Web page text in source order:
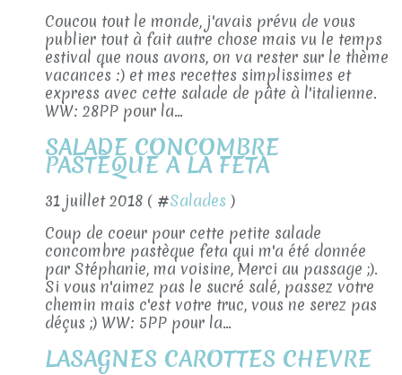
Coucou tout le monde, j'avais prévu de vous
publier tout à fait autre chose mais vu le temps
estival que nous avons, on va rester sur le thème
vacances :) et mes recettes simplissimes et
express avec cette salade de pâte à l'italienne.
WW: 28PP pour la...
SALADE CONCOMBRE
PASTÈQUE A LA FETA
31 juillet 2018 ( #Salades )
Coup de coeur pour cette petite salade
concombre pastèque feta qui m'a été donnée
par Stéphanie, ma voisine, Merci au passage ;).
Si vous n'aimez pas le sucré salé, passez votre
chemin mais c'est votre truc, vous ne serez pas
déçus ;) WW: 5PP pour la...
LASAGNES CAROTTES CHEVRE